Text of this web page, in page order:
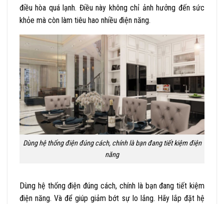
điều hòa quá lạnh. Điều này không chỉ ảnh hưởng đến sức
khỏe mà còn làm tiêu hao nhiều điện năng.
Dùng hệ thống điện đúng cách, chính là bạn đang tiết kiệm điện
năng
Dùng hệ thống điện đúng cách, chính là bạn đang tiết kiệm
điện năng. Và để giúp giảm bớt sự lo lắng. Hãy lắp đặt hệ